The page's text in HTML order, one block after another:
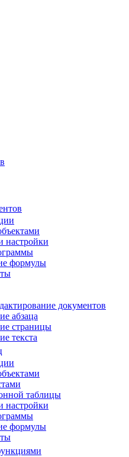
настройки
формулы
документов
абзаца
страницы
текста
таблицы
настройки
формулы